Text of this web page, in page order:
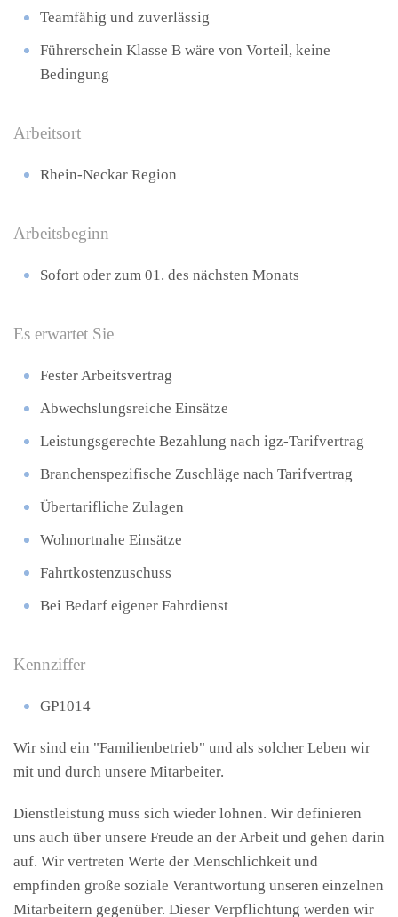
Teamfähig und zuverlässig
Führerschein Klasse B wäre von Vorteil, keine
Bedingung
Arbeitsort
Rhein-Neckar Region
Arbeitsbeginn
Sofort oder zum 01. des nächsten Monats
Es erwartet Sie
Fester Arbeitsvertrag
Abwechslungsreiche Einsätze
Leistungsgerechte Bezahlung nach igz-Tarifvertrag
Branchenspezifische Zuschläge nach Tarifvertrag
Übertarifliche Zulagen
Wohnortnahe Einsätze
Fahrtkostenzuschuss
Bei Bedarf eigener Fahrdienst
Kennziffer
GP1014
Wir sind ein "Familienbetrieb" und als solcher Leben wir
mit und durch unsere Mitarbeiter.
Dienstleistung muss sich wieder lohnen. Wir definieren
uns auch über unsere Freude an der Arbeit und gehen darin
auf. Wir vertreten Werte der Menschlichkeit und
empfinden große soziale Verantwortung unseren einzelnen
Mitarbeitern gegenüber. Dieser Verpflichtung werden wir